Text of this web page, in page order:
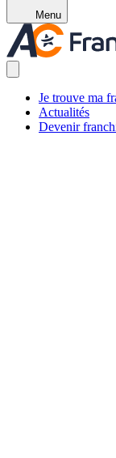
Menu
Je trouve ma
Actualités
Devenir